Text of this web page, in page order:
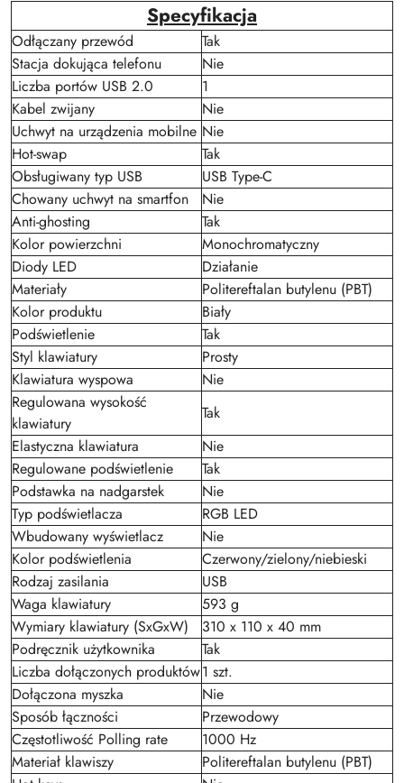
Specyfikacja
Odłączany przewód
Tak
Stacja dokująca telefonu
Nie
Liczba portów USB 2.0
1
Kabel zwijany
Nie
Uchwyt na urządzenia mobilne Nie
Hot-swap
Tak
Obsługiwany typ USB
USB Type-C
Chowany uchwyt na smartfon
Nie
Anti-ghosting
Tak
Kolor powierzchni
Monochromatyczny
Diody LED
Działanie
Materiały
Politereftalan butylenu (PBT)
Kolor produktu
Biały
Podświetlenie
Tak
Styl klawiatury
Prosty
Klawiatura wyspowa
Nie
Regulowana wysokość
klawiatury
Tak
Elastyczna klawiatura
Nie
Regulowane podświetlenie
Tak
Podstawka na nadgarstek
Nie
Typ podświetlacza
RGB LED
Wbudowany wyświetlacz
Nie
Kolor podświetlenia
Czerwony/zielony/niebieski
Rodzaj zasilania
USB
Waga klawiatury
593 g
Wymiary klawiatury (SxGxW)
310 x 110 x 40 mm
Podręcznik użytkownika
Tak
Liczba dołączonych produktów1 szt.
Dołączona myszka
Nie
Sposób łączności
Przewodowy
Częstotliwość Polling rate
1000 Hz
Materiał klawiszy
Politereftalan butylenu (PBT)